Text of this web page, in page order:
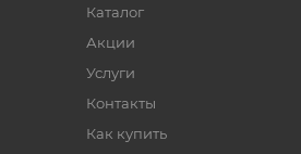
Каталог
Акции
Услуги
Контакты
Как купить